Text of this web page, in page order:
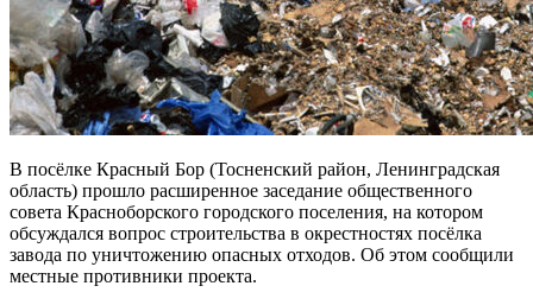
В посёлке Красный Бор (Тосненский район, Ленинградская
область) прошло расширенное заседание общественного
совета Красноборского городского поселения, на котором
обсуждался вопрос строительства в окрестностях посёлка
завода по уничтожению опасных отходов. Об этом сообщили
местные противники проекта.